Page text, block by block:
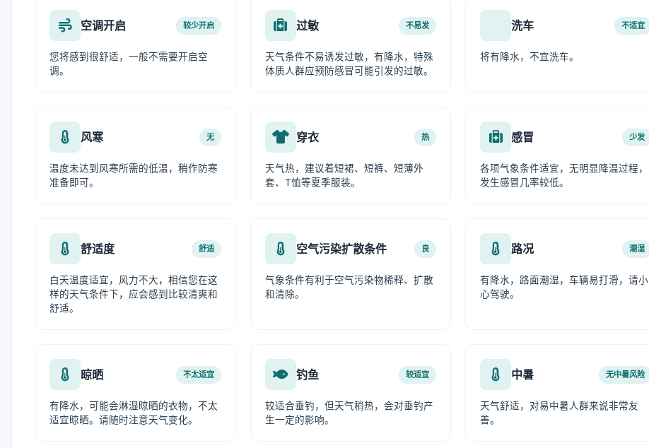
空调开启 较少开启
您将感到很舒适，一般不需要开启空
调。
过敏 不易发
天气条件不易诱发过敏，有降水，特殊
体质人群应预防感冒可能引发的过敏。
洗车 不适宜
将有降水，不宜洗车。
风寒 无
温度未达到风寒所需的低温，稍作防寒
准备即可。
穿衣 热
天气热，建议着短裙、短裤、短薄外
套、T恤等夏季服装。
感冒 少发
各项气象条件适宜，无明显降温过程，
发生感冒几率较低。
舒适度 舒适
白天温度适宜，风力不大，相信您在这
样的天气条件下，应会感到比较清爽和
舒适。
空气污染扩散条件 良
气象条件有利于空气污染物稀释、扩散
和清除。
路况 潮湿
有降水，路面潮湿，车辆易打滑，请小
心驾驶。
晾晒 不太适宜
有降水，可能会淋湿晾晒的衣物，不太
适宜晾晒。请随时注意天气变化。
钓鱼 较适宜
较适合垂钓，但天气稍热，会对垂钓产
生一定的影响。
中暑 无中暑风险
天气舒适，对易中暑人群来说非常友
善。